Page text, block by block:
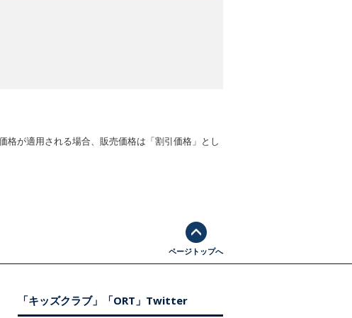
格が適用される場合、販売価格は「割引価格」とし
ページトップへ
「キッズクラブ」「ORT」Twitter